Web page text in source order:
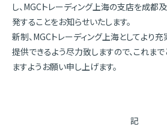
し、MGCトレーディング上海の支店を成都
発することをお知らせいたします。
新制、MGCトレーディング上海としてより
提供できるよう尽力致しますので、これま
ますようお願い申し上げます。
記